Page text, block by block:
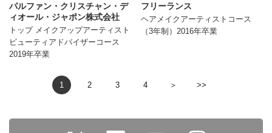
パルファン・クリスチャン・デ
ィオール・ジャポン株式会社
トップ メイクアップアーティスト
ビューティアドバイザーコース
2019年卒業
フリーランス
ヘアメイクアーティストコース
（3年制）2016年卒業
1 2 3 4 ＞ >>